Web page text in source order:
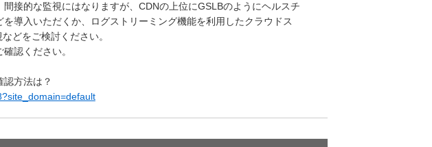
接的な監視にはなりますが、CDNの上位にGSLBのようにヘルスチ
を導入いただくか、ログストリーミング機能を利用したクラウドス
どをご検討ください。
認ください。
方法は？